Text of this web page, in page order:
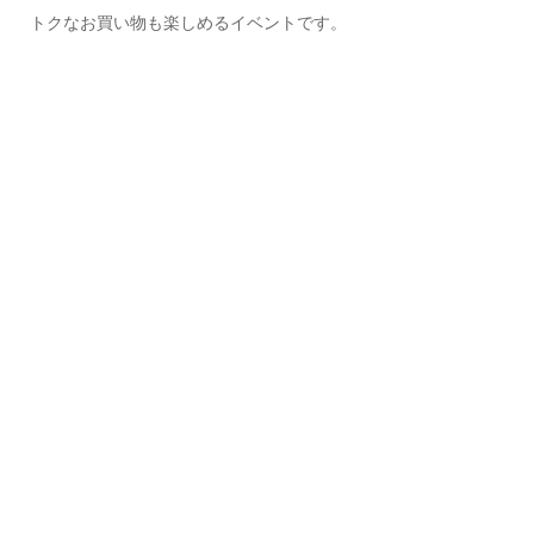
トクなお買い物も楽しめるイベントです。